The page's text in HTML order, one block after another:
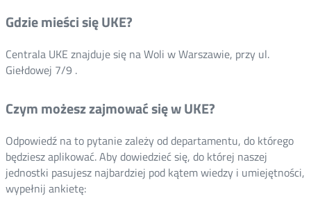
Gdzie mieści się UKE?
Centrala UKE znajduje się na Woli w Warszawie, przy ul.
Giełdowej 7/9 .
Czym możesz zajmować się w UKE?
Odpowiedź na to pytanie zależy od departamentu, do którego
będziesz aplikować. Aby dowiedzieć się, do której naszej
jednostki pasujesz najbardziej pod kątem wiedzy i umiejętności,
wypełnij ankietę: